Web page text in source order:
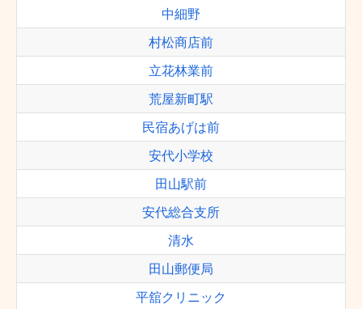
中細野
村松商店前
立花林業前
荒屋新町駅
民宿あげは前
安代小学校
田山駅前
安代総合支所
清水
田山郵便局
平舘クリニック